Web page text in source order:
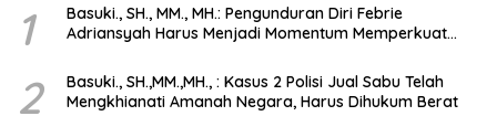
1
Basuki., SH., MM., MH.: Pengunduran Diri Febrie
Adriansyah Harus Menjadi Momentum Memperkuat
2
Basuki., SH.,MM.,MH., : Kasus 2 Polisi Jual Sabu Telah
Mengkhianati Amanah Negara, Harus Dihukum Berat